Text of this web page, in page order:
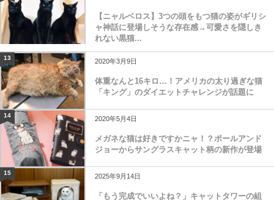
12
【ニャルベロス】3つの頭をもつ猫の姿がギリシ
ャ神話に登場しそうな存在感→可愛さを隠しき
れない黒猫...
13
体重なんと16キロ…！アメリカの太り過ぎな猫
14
メガネな猫は好きですかニャ！？ポールアンド
15